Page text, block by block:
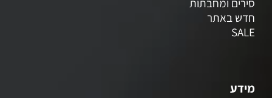
סירים ומחבתות
חדש באתר
SALE
מידע